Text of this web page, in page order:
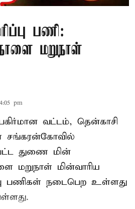
பணி:
மறுநாள்
pm
வட்டம், தென்காசி
சங்கரன்கோவில்
துணை மின்
மறுநாள் மின்வாரிய
பணிகள் நடைபெற உள்ளது